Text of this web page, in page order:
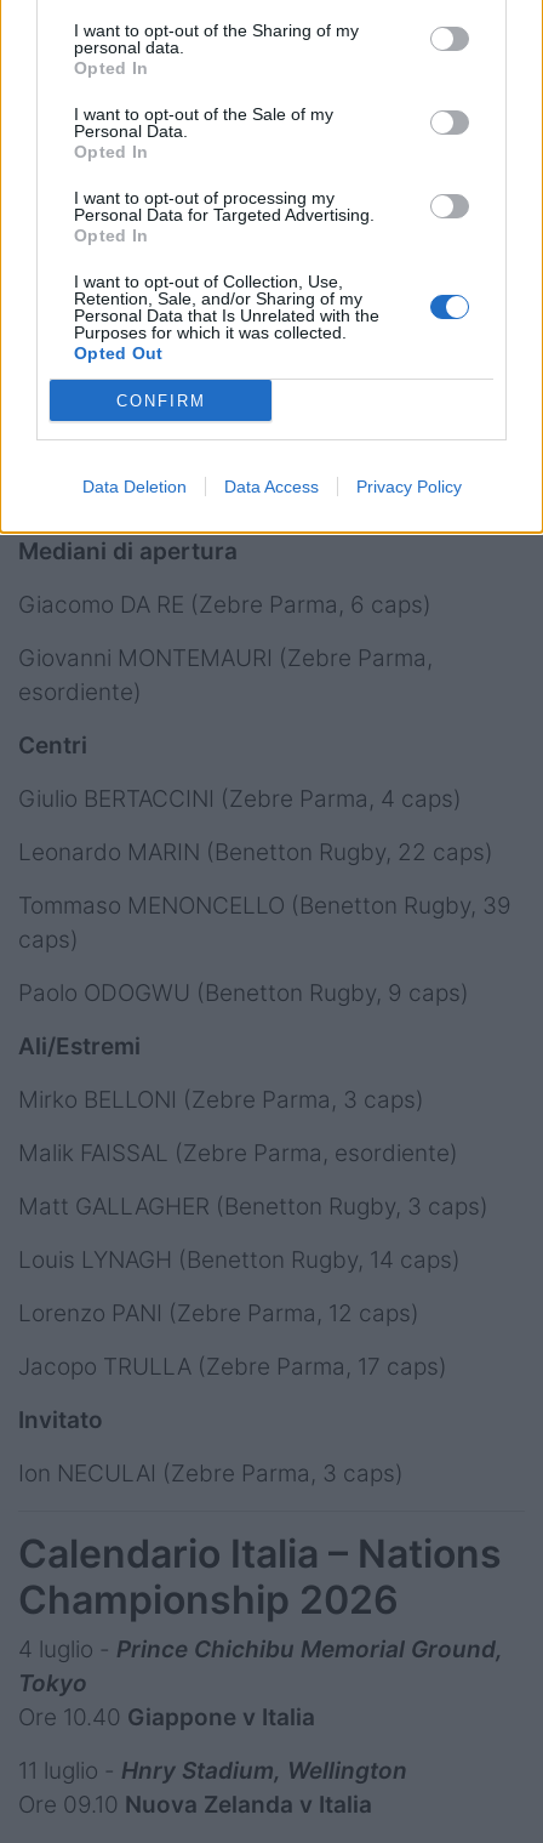
I want to opt-out of the Sharing of my
personal data.
Opted In
I want to opt-out of the Sale of my
Personal Data.
Opted In
I want to opt-out of processing my
Personal Data for Targeted Advertising.
Opted In
I want to opt-out of Collection, Use,
Retention, Sale, and/or Sharing of my
Personal Data that Is Unrelated with the
Purposes for which it was collected.
Opted Out
CONFIRM
Data Deletion Data Access Privacy Policy
Samuele LOCATELLI (Zebre Parma, esordiente)
Giulio MARINI (Benetton Rugby, esordiente)
David ODIASE (Zebre Parma, 6 caps)
Alessandro ORTOMBINA (Zebre Parma,
esordiente)
Mediani di mischia
Thomas DOMINGUEZ (Zebre Parma,
esordiente)
Alessandro FUSCO (Zebre Parma, 25 caps)
Alessandro GARBISI (Benetton Rugby, 23 caps)
Mediani di apertura
Giacomo DA RE (Zebre Parma, 6 caps)
Giovanni MONTEMAURI (Zebre Parma,
esordiente)
Centri
Giulio BERTACCINI (Zebre Parma, 4 caps)
Leonardo MARIN (Benetton Rugby, 22 caps)
Tommaso MENONCELLO (Benetton Rugby, 39
caps)
Paolo ODOGWU (Benetton Rugby, 9 caps)
Ali/Estremi
Mirko BELLONI (Zebre Parma, 3 caps)
Malik FAISSAL (Zebre Parma, esordiente)
Matt GALLAGHER (Benetton Rugby, 3 caps)
Louis LYNAGH (Benetton Rugby, 14 caps)
Lorenzo PANI (Zebre Parma, 12 caps)
Jacopo TRULLA (Zebre Parma, 17 caps)
Invitato
Ion NECULAI (Zebre Parma, 3 caps)
Calendario Italia – Nations
Championship 2026
4 luglio - Prince Chichibu Memorial Ground,
Tokyo
Ore 10.40 Giappone v Italia
11 luglio - Hnry Stadium, Wellington
Ore 09.10 Nuova Zelanda v Italia